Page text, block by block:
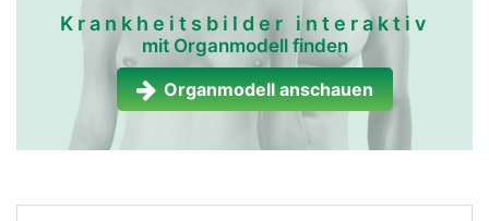
Krankheitsbilder interaktiv
mit Organmodell finden
Organmodell anschauen